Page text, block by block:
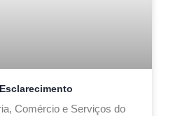
Comércio e Serviços do